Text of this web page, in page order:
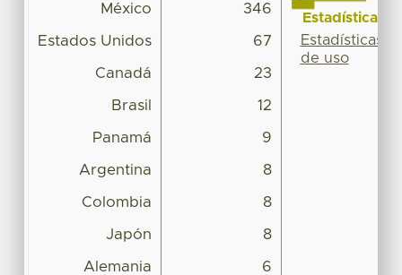
México 346
Estados Unidos 67
Canadá 23
Brasil 12
Panamá 9
Argentina 8
Colombia 8
Japón 8
Alemania 6
Estadísticas
Estadísticas
de uso